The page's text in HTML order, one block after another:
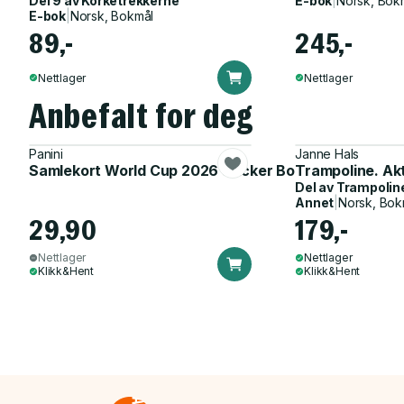
E-bok Norsk, Bokmål
89,-
Nettlager
245,-
Nettlager
Anbefalt for deg
Panini
Samlekort World Cup 2026 Sticker Booster
29,90
Nettlager
Klikk&Hent
Janne Hals
Trampoline.
Del av
Annet Norsk,
179,-
Nettlager
Klikk&Hent